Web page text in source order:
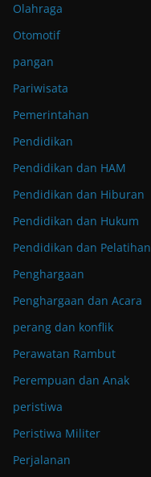
Olahraga
Otomotif
pangan
Pariwisata
Pemerintahan
Pendidikan
Pendidikan dan HAM
Pendidikan dan Hiburan
Pendidikan dan Hukum
Pendidikan dan Pelatihan
Penghargaan
Penghargaan dan Acara
perang dan konflik
Perawatan Rambut
Perempuan dan Anak
peristiwa
Peristiwa Militer
Perjalanan